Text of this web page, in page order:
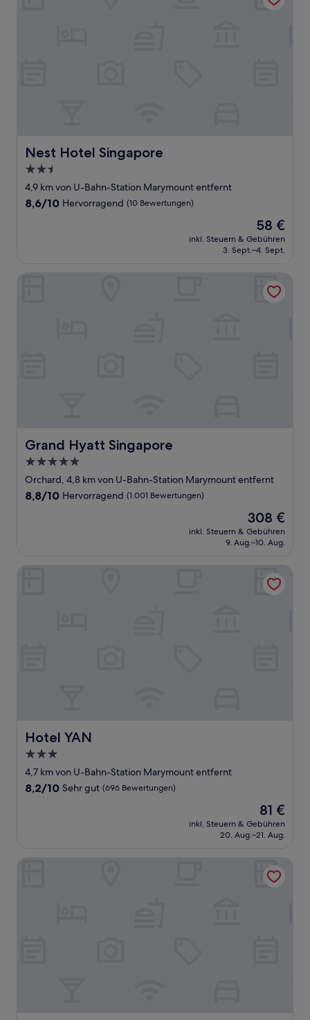
Nest Hotel Singapore
Nest Hotel Singapore
2.5-
Sterne-
Unterkunft
4,9 km von U-Bahn-Station Marymount entfernt
8.6
8,6/10 Hervorragend (10 Bewertungen)
Der
Preis
beträgt
58 €
inkl. Steuern & Gebühren
3. Sept.–4. Sept.
Grand Hyatt Singapore
Grand Hyatt Singapore
5.0-
Sterne-
Unterkunft
Orchard, 4,8 km von U-Bahn-Station Marymount entfernt
8.8
8,8/10 Hervorragend (1.001 Bewertungen)
Der
Preis
beträgt
308 €
inkl. Steuern & Gebühren
9. Aug.–10. Aug.
Hotel YAN
Hotel YAN
3.0-
Sterne-
Unterkunft
4,7 km von U-Bahn-Station Marymount entfernt
8.2
Bewertungen)
8,2/10 Sehr gut (696 Bewertungen)
Der
Preis
beträgt
81 €
inkl. Steuern & Gebühren
20. Aug.–21. Aug.